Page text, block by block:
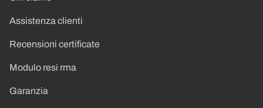
Assistenza clienti
Recensioni certificate
Modulo resi rma
Garanzia